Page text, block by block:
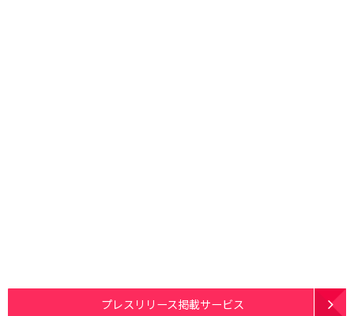
プレスリリース掲載サービス